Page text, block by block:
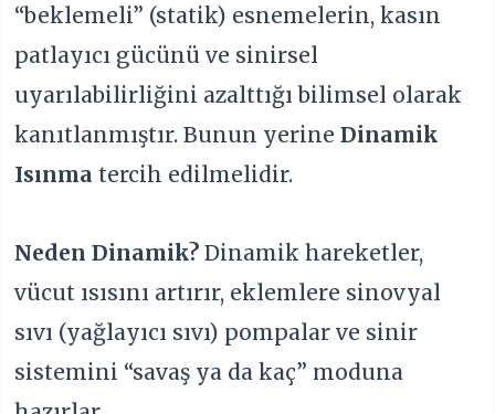
“beklemeli” (statik) esnemelerin, kasın
patlayıcı gücünü ve sinirsel
uyarılabilirliğini azalttığı bilimsel olarak
kanıtlanmıştır. Bunun yerineDinamik
Isınma tercih edilmelidir.
Neden Dinamik? Dinamik hareketler,
vücut ısısını artırır, eklemlere sinovyal
sıvı (yağlayıcı sıvı) pompalar ve sinir
sistemini “savaş ya da kaç” moduna